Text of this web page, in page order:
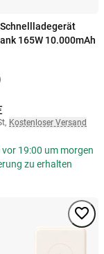
165W 10.000mAh
, Kostenloser Versand
vor 19:00 um morgen
zu erhalten